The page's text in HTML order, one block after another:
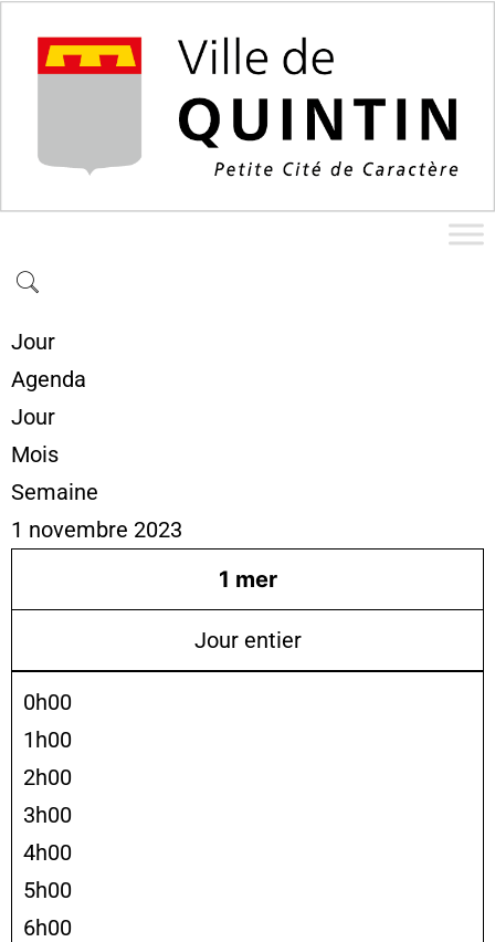
Jour
Agenda
Jour
Mois
Semaine
1 novembre 2023
1 mer
Jour entier
0h00
1h00
2h00
3h00
4h00
5h00
6h00